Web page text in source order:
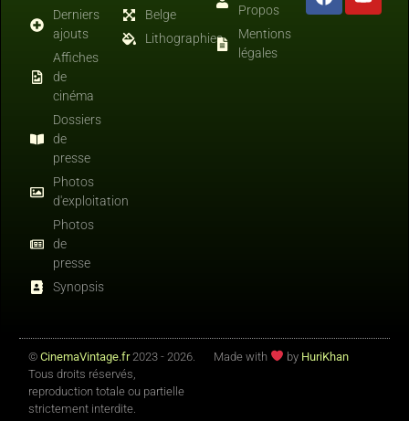
Derniers
ajouts
Affiches
de
cinéma
Dossiers
de
presse
Photos
d'exploitation
Photos
de
presse
Synopsis
Belge
Lithographies
Propos
Mentions
légales
© CinemaVintage.fr2023 - 2026.
Tous droits réservés,
reproduction totale ou partielle
strictement interdite.
Made with by HuriKhan